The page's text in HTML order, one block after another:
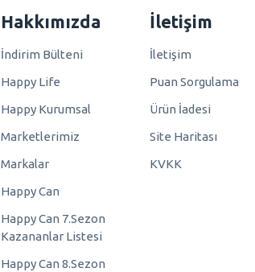
Hakkımızda
İndirim Bülteni
Happy Life
Happy Kurumsal
Marketlerimiz
Markalar
Happy Can
Happy Can 7.Sezon
Kazananlar Listesi
Happy Can 8.Sezon
İletişim
İletişim
Puan Sorgulama
Ürün İadesi
Site Haritası
KVKK